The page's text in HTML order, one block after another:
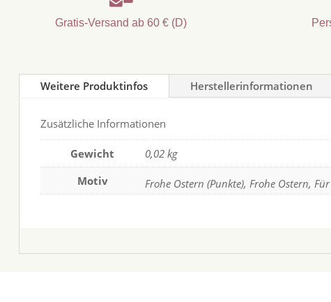
Gratis-Versand ab 60 € (D)
Weitere Produktinfos Herstellerinformationen
Zusätzliche Informationen
Gewicht
0,02 kg
Motiv
Frohe Ostern (Punkte), Frohe Ostern,